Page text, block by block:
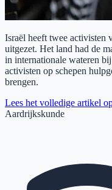
Israël heeft twee activisten
uitgezet. Het land had de
in internationale wateren
activisten op schepen
brengen.
Lees het volledige artikel
Aardrijkskunde